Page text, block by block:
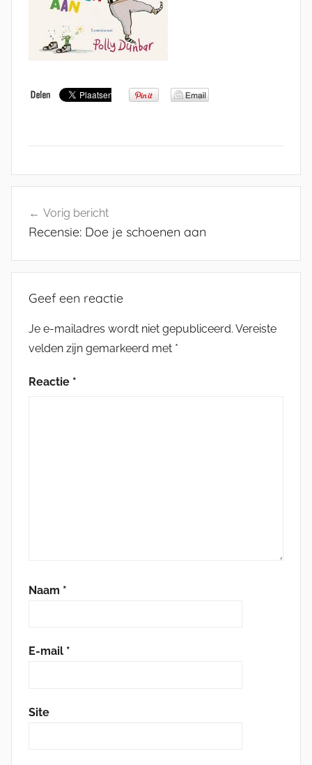
navigatie
Vorig bericht
Recensie: Doe je schoenen aan
Geef een reactie
Je e-mailadres wordt niet gepubliceerd. Vereiste
velden zijn gemarkeerd met *
Reactie *
Naam *
E-mail *
Site